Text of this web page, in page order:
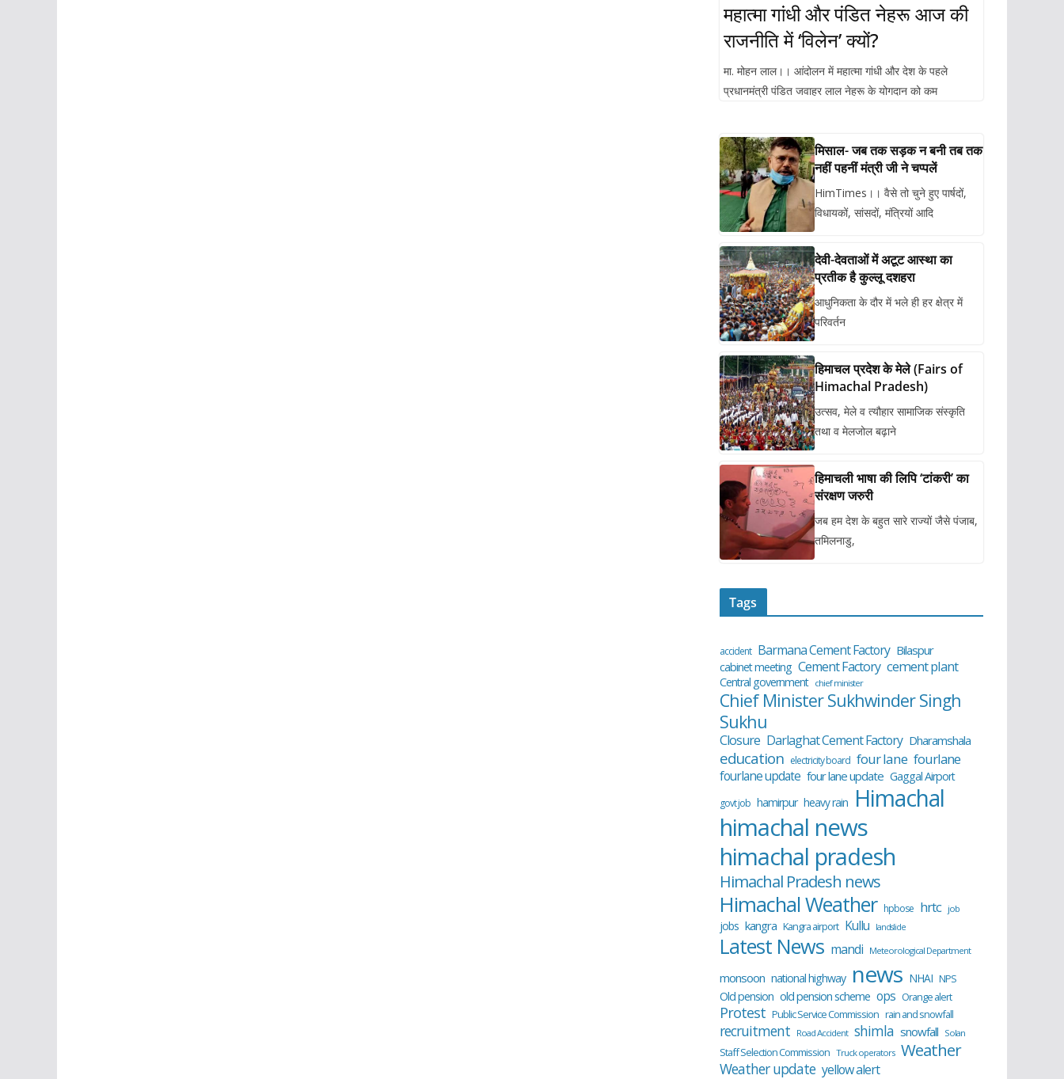
महात्मा गांधी और पंडित नेहरू आज की
राजनीति में ‘विलेन’ क्यों?
मा. मोहन लाल।। आंदोलन में महात्मा गांधी और देश के पहले
प्रधानमंत्री पंडित जवाहर लाल नेहरू के योगदान को कम
मिसाल- जब तक सड़क न बनी तब तक
नहीं पहनीं मंत्री जी ने चप्पलें
HimTimes।। वैसे तो चुने हुए पार्षदों,
विधायकों, सांसदों, मंत्रियों आदि
देवी-देवताओं में अटूट आस्था का
प्रतीक है कुल्लू दशहरा
आधुनिकता के दौर में भले ही हर क्षेत्र में
परिवर्तन
हिमाचल प्रदेश के मेले (Fairs of
Himachal Pradesh)
उत्सव, मेले व त्यौहार सामाजिक संस्कृति
तथा व मेलजोल बढ़ाने
हिमाचली भाषा की लिपि ‘टांकरी’ का
संरक्षण जरुरी
जब हम देश के बहुत सारे राज्यों जैसे पंजाब,
तमिलनाडु,
Tags
accident Barmana Cement Factory Bilaspur
cabinet meeting Cement Factory cement plant
Central government chief minister
Chief Minister Sukhwinder Singh
Sukhu
Closure Darlaghat Cement Factory Dharamshala
education electricity board four lane fourlane
fourlane update four lane update Gaggal Airport
govt job hamirpur heavy rain Himachal
himachal news
himachal pradesh
Himachal Pradesh news
Himachal Weather hpbose hrtc job
jobs kangra Kangra airport Kullu landslide
Latest News mandi Meteorological Department
monsoon national highway news NHAI NPS
Old pension old pension scheme ops Orange alert
Protest Public Service Commission rain and snowfall
recruitment Road Accident shimla snowfall Solan
Staff Selection Commission Truck operators Weather
Weather update yellow alert